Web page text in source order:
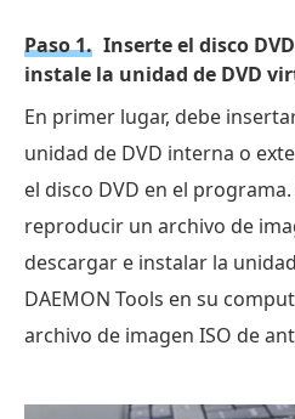
Paso 1. Inserte el disco
instale la unidad de DVD
En primer lugar, debe
unidad de DVD interna o
el disco DVD en el
reproducir un archivo de
descargar e instalar la
DAEMON Tools en su
archivo de imagen ISO de